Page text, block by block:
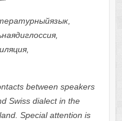
between speakers
Swiss dialect in the
Special attention is